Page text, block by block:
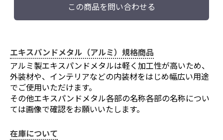
この商品を問い合わせる
エキスパンドメタル（アルミ）規格商品
アルミ製エキスパンドメタルは軽く加工性が高いため、
外装材や、インテリアなどの内装材をはじめ幅広い用途
でご使用いただけます。
その他エキスパンドメタル各部の名称各部の名称につい
ては画像で確認をお願いいたします。
在庫について